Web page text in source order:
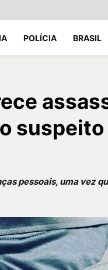
POLÍCIA BRASIL
suspeito
pessoais, uma vez